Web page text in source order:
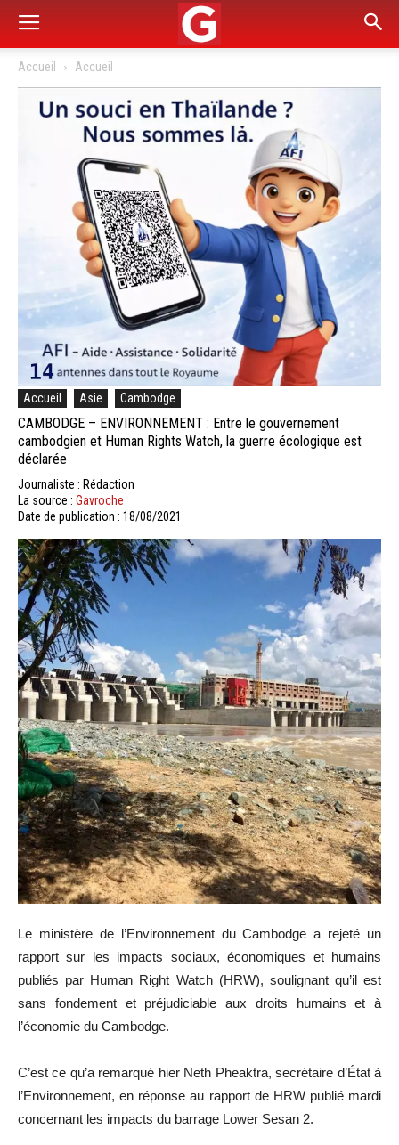
Accueil Accueil
Accueil Asie Cambodge
CAMBODGE – ENVIRONNEMENT : Entre le gouvernement
cambodgien et Human Rights Watch, la guerre écologique est
déclarée
Journaliste : Rédaction
La source : Gavroche
Date de publication : 18/08/2021
Le ministère de l’Environnement du Cambodge a rejeté un
rapport sur les impacts sociaux, économiques et humains
publiés par Human Right Watch (HRW), soulignant qu’il est
sans fondement et préjudiciable aux droits humains et à
l’économie du Cambodge.
C’est ce qu’a remarqué hier Neth Pheaktra, secrétaire d’État à
l’Environnement, en réponse au rapport de HRW publié mardi
concernant les impacts du barrage Lower Sesan 2.